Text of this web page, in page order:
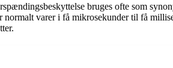
bruges ofte som
varer i få mikrosekunder til få